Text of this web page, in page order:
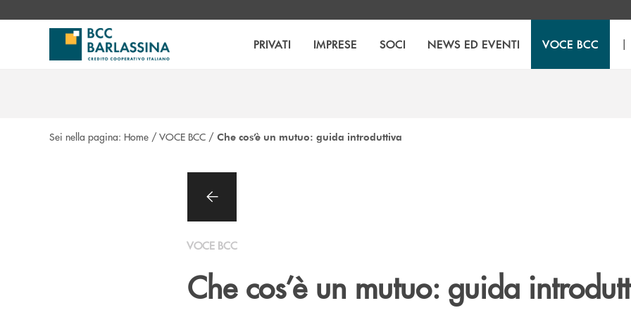
PRIVATI IMPRESE SOCI NEWS ED EVENTI VOCE BCC |
Sei nella pagina: Home / VOCE BCC / Che cos’è un mutuo: guida introduttiva
VOCE BCC
Che cos’è un mutuo: guida